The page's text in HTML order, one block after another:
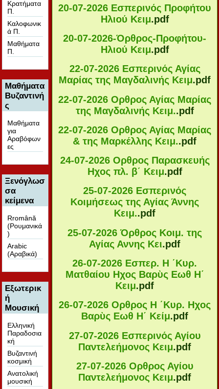
Κρατήματα
Π.
Καλοφωνικ
ά Π.
Μαθήματα
Π.
Μαθήματα
Βυζαντινή
ς
Μαθήματα
για
Αραβόφων
ες
Ξενόγλωσ
σα
κείμενα
Rromână
(Ρουμανικά
)
Arabic
(Αραβικά)
Εξωτερικ
ή
Μουσική
Ελληνική
Παραδοσια
κή
Βυζαντινή
κοσμική
Ανατολική
μουσική
20-07-2026 Εσπερινός Προφήτου
Ηλιού Κειμ.pdf
20-07-2026-Όρθρος-Προφήτου-
Ηλιού Κειμ.pdf
22-07-2026 Εσπερινός Αγίας
Μαρίας της Μαγδαλινής Κειμ.pdf
22-07-2026 Ορθρος Αγίας Μαρίας
της Μαγδαλινής Κειμ..pdf
22-07-2026 Ορθρος Αγίας Μαρίας
& της Μαρκέλλης Κειμ..pdf
24-07-2026 Ορθρος Παρασκευής
Ηχος πλ. β΄ Κειμ.pdf
25-07-2026 Εσπερινός
Κοιμήσεως της Αγίας Άννης
Κειμ..pdf
25-07-2026 Όρθρος Κοιμ. της
Αγίας Αννης Κει.pdf
26-07-2026 Εσπερ. Η ΄Κυρ.
Ματθαίου Ηχος Βαρὺς Εωθ Η΄
Κειμ.pdf
26-07-2026 Ορθρος Η ΄Κυρ. Ηχος
Βαρὺς Εωθ H΄ Κείμ.pdf
27-07-2026 Εσπερινός Αγίου
Παντελεήμονος Κειμ.pdf
27-07-2026 Ορθρος Αγίου
Παντελεήμονος Κειμ.pdf